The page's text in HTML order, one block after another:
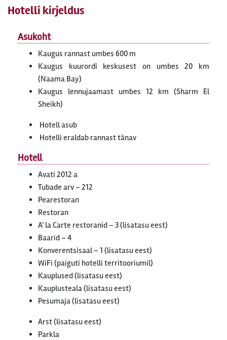
Hotelli kirjeldus
Asukoht
Kaugus rannast umbes 600 m
Kaugus kuurordi keskusest on umbes 20 km
(Naama Bay)
Kaugus lennujaamast umbes 12 km (Sharm El
Sheikh)
Hotell asub
Hotelli eraldab rannast tänav
Hotell
Avati 2012 a
Tubade arv – 212
Pearestoran
Restoran
A' la Carte restoranid – 3 (lisatasu eest)
Baarid – 4
Konverentsisaal – 1 (lisatasu eest)
WiFi (paiguti hotelli territooriumil)
Kauplused (lisatasu eest)
Kauplusteala (lisatasu eest)
Pesumaja (lisatasu eest)
Arst (lisatasu eest)
Parkla